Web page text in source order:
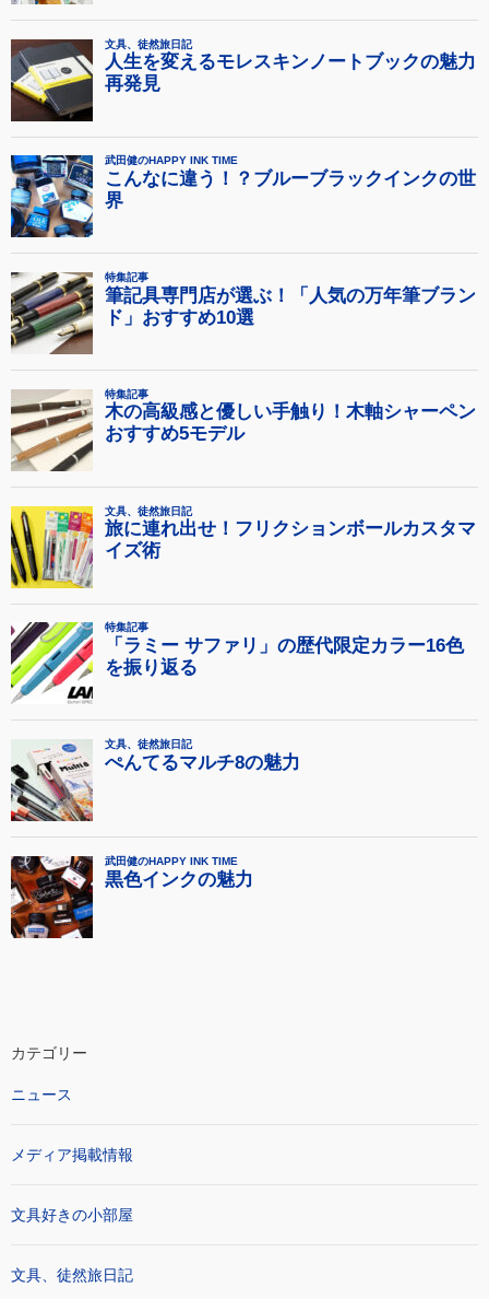
カテゴリー
ニュース
メディア掲載情報
文具好きの小部屋
文具、徒然旅日記